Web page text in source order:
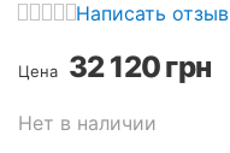
Написать отзыв
Цена 32 120грн
Нет в наличии